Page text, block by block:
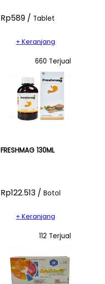
Rp589 / Tablet
+ Keranjang
660 Terjual
FRESHMAG 130ML
Rp122.513 / Botol
+ Keranjang
112 Terjual